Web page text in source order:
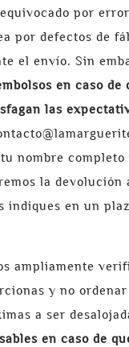
por
por defectos de
el envío. Sin
en caso de
las
nombre completo
la devolución
indiques en un
ampliamente
y no
a ser
en caso de